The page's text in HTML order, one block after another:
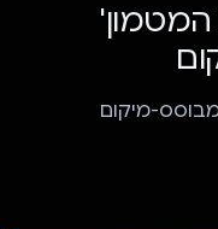
מיקום